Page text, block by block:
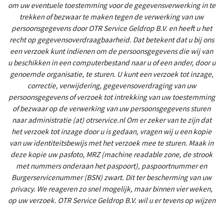
om uw eventuele toestemming voor de gegevensverwerking in te
trekken of bezwaar te maken tegen de verwerking van uw
persoonsgegevens door OTR Service Geldrop B.V. en heeft u het
recht op gegevensoverdraagbaarheid. Dat betekent dat u bij ons
een verzoek kunt indienen om de persoonsgegevens die wij van
u beschikken in een computerbestand naar u of een ander, door u
genoemde organisatie, te sturen. U kunt een verzoek tot inzage,
correctie, verwijdering, gegevensoverdraging van uw
persoonsgegevens of verzoek tot intrekking van uw toestemming
of bezwaar op de verwerking van uw persoonsgegevens sturen
naar administratie (at) otrservice.nl Om er zeker van te zijn dat
het verzoek tot inzage door u is gedaan, vragen wij u een kopie
van uw identiteitsbewijs met het verzoek mee te sturen. Maak in
deze kopie uw pasfoto, MRZ (machine readable zone, de strook
met nummers onderaan het paspoort), paspoortnummer en
Burgerservicenummer (BSN) zwart. Dit ter bescherming van uw
privacy. We reageren zo snel mogelijk, maar binnen vier weken,
op uw verzoek. OTR Service Geldrop B.V. wil u er tevens op wijzen